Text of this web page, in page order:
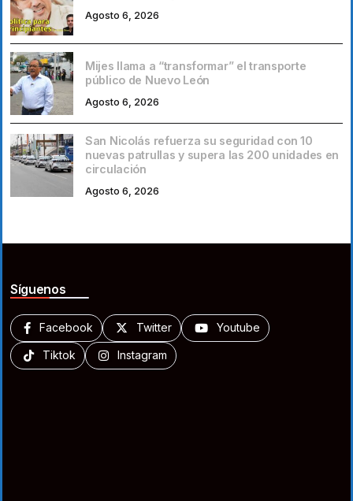
Agosto 6, 2026
Mijes llama a “transformar” el transporte
público de Nuevo León
Agosto 6, 2026
San Nicolás refuerza su seguridad con 10
nuevas patrullas y supera las 200 unidades en
circulación
Agosto 6, 2026
Síguenos
Facebook Twitter Youtube
Tiktok Instagram